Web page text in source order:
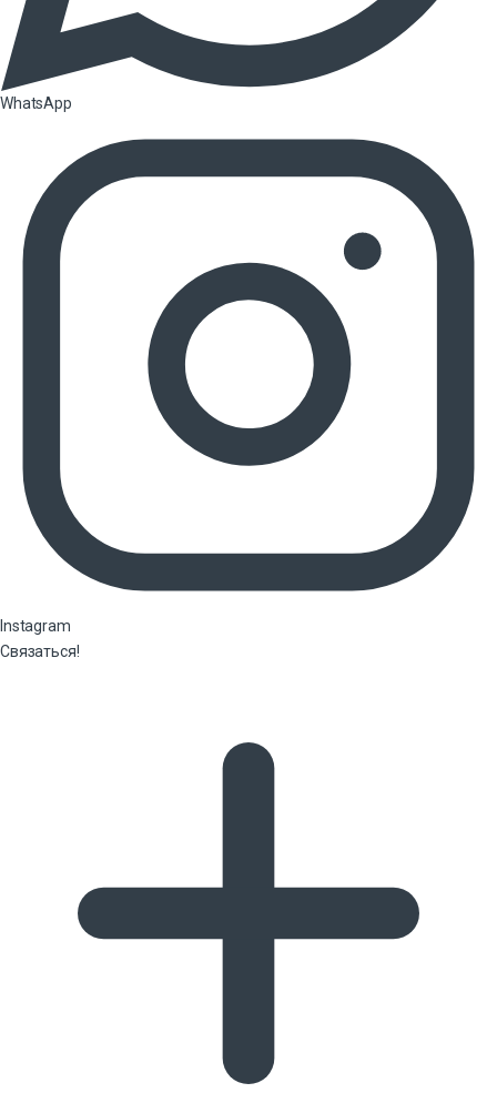
WhatsApp
Instagram
Связаться!